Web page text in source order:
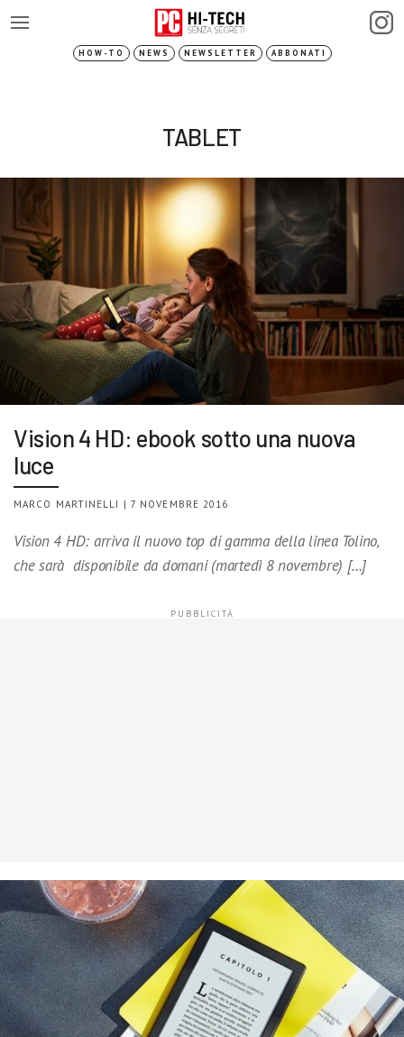
HOW-TO NEWS NEWSLETTER ABBONATI
TABLET
Vision 4 HD: ebook sotto una nuova
luce
MARCO MARTINELLI | 7 NOVEMBRE 2016
Vision 4 HD: arriva il nuovo top di gamma della linea Tolino,
che sarà disponibile da domani (martedì 8 novembre) […]